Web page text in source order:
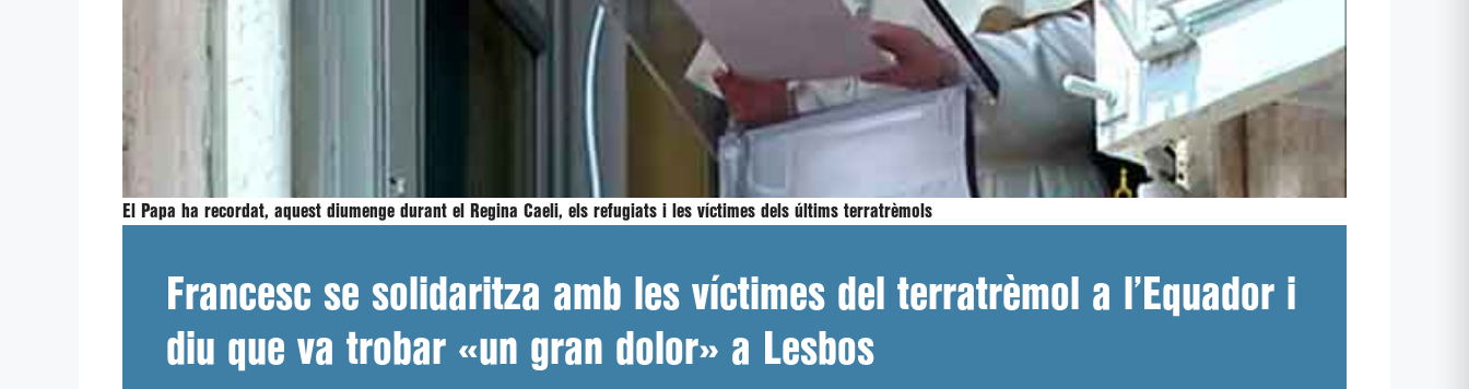
El Papa ha recordat, aquest diumenge durant el Regina Caeli, els refugiats i les víctimes dels últims terratrèmols
Francesc se solidaritza amb les víctimes del terratrèmol a l’Equador i
diu que va trobar «un gran dolor» a Lesbos